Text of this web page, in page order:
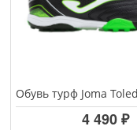
4 490 ₽